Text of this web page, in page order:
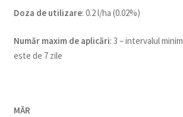
Doza de utilizare: 0.2 l/ha (0.02%)
Număr maxim de aplicări: 3 – intervalul
este de 7 zile
MĂR